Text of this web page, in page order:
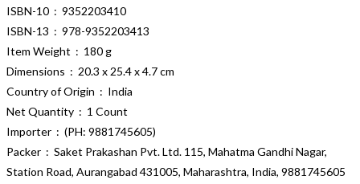
ISBN-10 ‏ : ‎ 9352203410
ISBN-13 ‏ : ‎ 978-9352203413
Item Weight ‏ : ‎ 180 g
Dimensions ‏ : ‎ 20.3 x 25.4 x 4.7 cm
Country of Origin ‏ : ‎ India
Net Quantity ‏ : ‎ 1 Count
Importer ‏ : ‎ (PH: 9881745605)
Packer ‏ : ‎ Saket Prakashan Pvt. Ltd. 115, Mahatma Gandhi Nagar,
Station Road, Aurangabad 431005, Maharashtra, India, 9881745605